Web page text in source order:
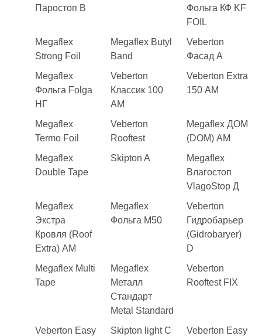
Паростоп B
Фольга КФ KF
FOIL
Megaflex
Strong Foil
Megaflex Butyl
Band
Veberton
Фасад A
Megaflex
Фольга Folga
НГ
Veberton
Классик 100
АM
Veberton Extra
150 АМ
Megaflex
Termo Foil
Veberton
Rooftest
Megaflex ДОМ
(DOM) AM
Megaflex
Double Tape
Skipton A
Megaflex
Влагостоп
VlagoStop Д
Megaflex
Экстра
Кровля (Roof
Extra) AM
Megaflex
Фольга M50
Veberton
Гидробарьер
(Gidrobaryer)
D
Megaflex Multi
Tape
Megaflex
Металл
Стандарт
Metal Standard
Veberton
Rooftest FIX
Veberton Easy
Skipton light C
Veberton Easy